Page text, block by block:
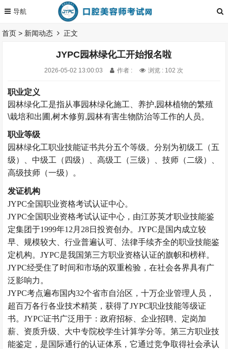
首页 > 新闻动态 正文
JYPC园林绿化工开始报名啦
2026-05-02 13:00:03 作者 : 浏览 : 102 次
职业定义
园林绿化工是指从事园林绿化施工、养护,园林植物的繁殖
\栽培和出圃 ,树木修剪,园林有害生物防治等工作的人员。
职业等级
园林绿化工职业技能证书共分五个等级。分别为初级工（五
级）、中级工（四级）、高级工（三级）、技师（二级）、
高级技师（一级）。
发证机构
JYPC全国职业资格考试认证中心。
JYPC全国职业资格考试认证中心，由江苏英才职业技能鉴
定集团于1999年12月28日投资创办。JYPC是国内成立较
早、规模较大、行业普遍认可、法律手续齐全的职业技能鉴
定机构。JYPC是我国第三方职业资格认证的旗帜和榜样。
JYPC经受住了时间和市场的双重检验，在社会各界具有广
泛影响力。
JYPC考点遍布国内32个省市自治区，十万企业管理人员，
超百万各行各业技术精英，获得了JYPC职业技能等级证
书。JYPC证书广泛用于：政府招标、企业招聘、定岗加
薪、资质升级、大中专院校学生计算学分等。第三方职业技
能鉴定，是国际通行的认证体系，它通过竞争取得社会承认